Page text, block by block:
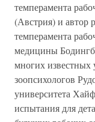
темперамента
(Австрия) и автор
темперамента
медицины
многих известных
зоопсихологов
университета
испытания для